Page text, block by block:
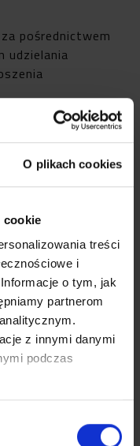
O plikach cookies
cookie
treści
i
o tym, jak
partnerom
z innymi danymi
podczas
pośrednictwem
udzielania
m.in. na
reklam
cookies”) - kiedy
internetową
się przez
w tym
strony,
i
(więcej na ten
internetową
analitycznych